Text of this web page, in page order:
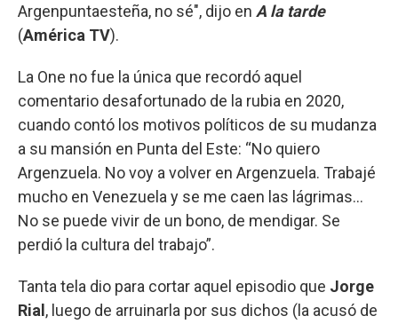
Argenpuntaesteña, no sé", dijo en A la tarde
(América TV).
La One no fue la única que recordó aquel
comentario desafortunado de la rubia en 2020,
cuando contó los motivos políticos de su mudanza
a su mansión en Punta del Este: “No quiero
Argenzuela. No voy a volver en Argenzuela. Trabajé
mucho en Venezuela y se me caen las lágrimas...
No se puede vivir de un bono, de mendigar. Se
perdió la cultura del trabajo”.
Tanta tela dio para cortar aquel episodio que Jorge
Rial , luego de arruinarla por sus dichos (la acusó de